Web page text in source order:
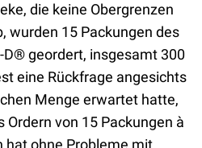
die keine Obergrenzen
wurden 15 Packungen des
geordert, insgesamt 300
eine Rückfrage angesichts
Menge erwartet hatte,
Ordern von 15 Packungen à
ohne Probleme mit